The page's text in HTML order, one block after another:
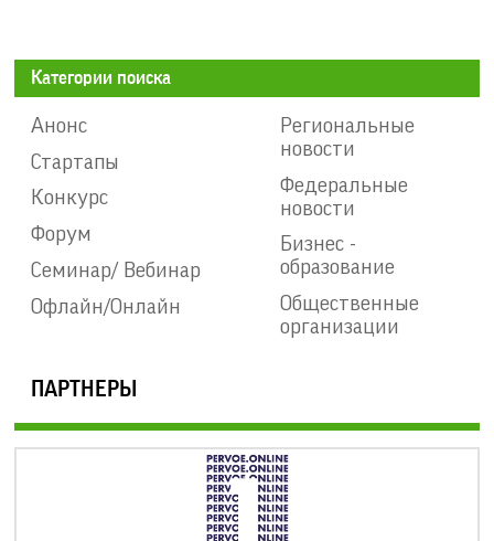
Категории поиска
Анонс
Стартапы
Конкурс
Форум
Семинар/ Вебинар
Офлайн/Онлайн
Региональные
новости
Федеральные
новости
Бизнес -
образование
Общественные
организации
ПАРТНЕРЫ